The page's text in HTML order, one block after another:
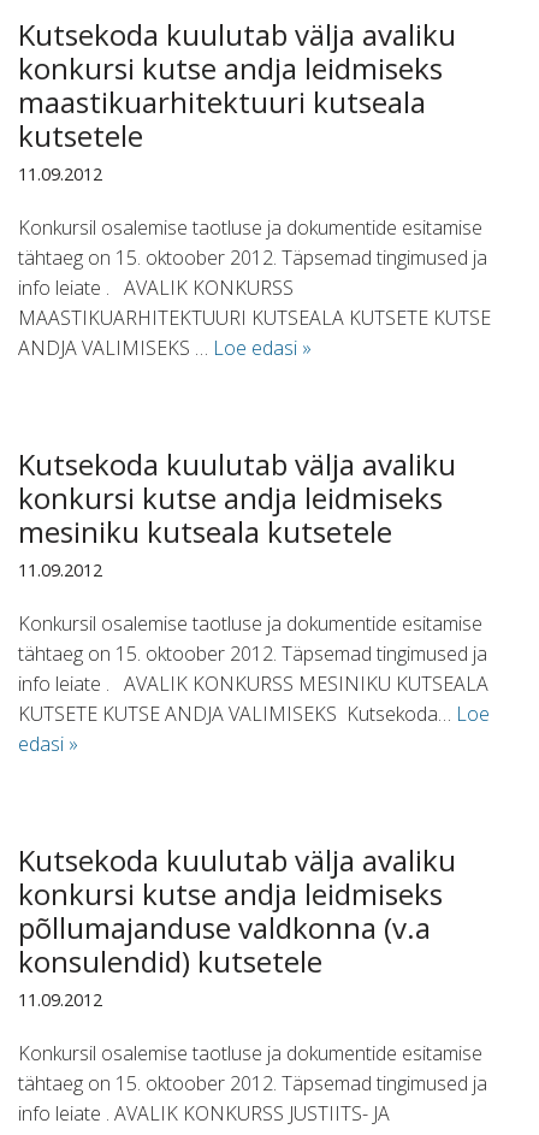
Kutsekoda kuulutab välja avaliku
konkursi kutse andja leidmiseks
maastikuarhitektuuri kutseala
kutsetele
11.09.2012
Konkursil osalemise taotluse ja dokumentide esitamise
tähtaeg on 15. oktoober 2012. Täpsemad tingimused ja
info leiate . AVALIK KONKURSS
MAASTIKUARHITEKTUURI KUTSEALA KUTSETE KUTSE
ANDJA VALIMISEKS … Loe edasi »
Kutsekoda kuulutab välja avaliku
konkursi kutse andja leidmiseks
mesiniku kutseala kutsetele
11.09.2012
Konkursil osalemise taotluse ja dokumentide esitamise
tähtaeg on 15. oktoober 2012. Täpsemad tingimused ja
info leiate . AVALIK KONKURSS MESINIKU KUTSEALA
KUTSETE KUTSE ANDJA VALIMISEKS Kutsekoda… Loe
edasi »
Kutsekoda kuulutab välja avaliku
konkursi kutse andja leidmiseks
põllumajanduse valdkonna (v.a
konsulendid) kutsetele
11.09.2012
Konkursil osalemise taotluse ja dokumentide esitamise
tähtaeg on 15. oktoober 2012. Täpsemad tingimused ja
info leiate . AVALIK KONKURSS JUSTIITS- JA